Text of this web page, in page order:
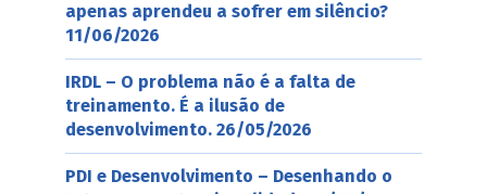
apenas aprendeu a sofrer em silêncio?
11/06/2026
IRDL – O problema não é a falta de
treinamento. É a ilusão de
desenvolvimento. 26/05/2026
PDI e Desenvolvimento – Desenhando o